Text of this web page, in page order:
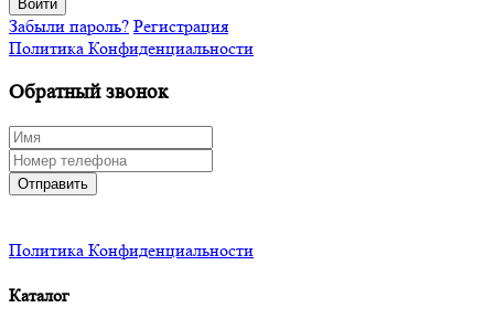
Войти
Забыли пароль? Регистрация
Политика Конфиденциальности
Обратный звонок
Отправить
Политика Конфиденциальности
Каталог